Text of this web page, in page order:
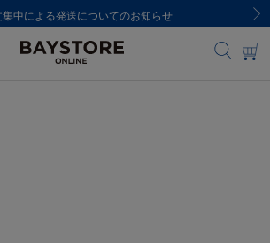
集中による発送についてのお知らせ